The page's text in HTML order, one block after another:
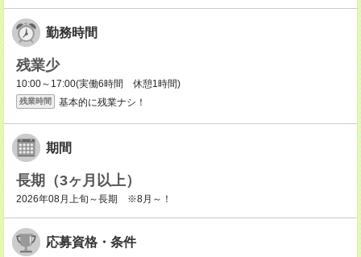
勤務時間
残業少
10:00～17:00(実働6時間 休憩1時間)
残業時間 基本的に残業ナシ！
期間
長期（3ヶ月以上）
2026年08月上旬～長期 ※8月～！
応募資格・条件